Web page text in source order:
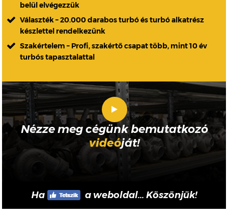
belül elvégezzük
Választék – 20.000 darabos turbó és turbó alkatrész
készlettel rendelkezünk
Szakértelem – Profi, szakértő csapat több, mint 10 év
turbós tapasztalattal
Nézze meg cégünk bemutatkozó
videóját!
Ha a weboldal... Köszönjük!